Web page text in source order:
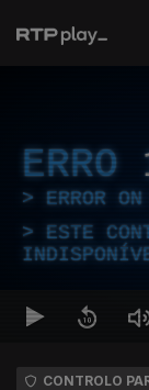
ERRO
ERROR
ESTE
CONTROLO